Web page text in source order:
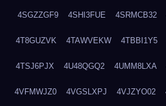
4SGZZGF9 4SHI3FUE 4SRMCB32
4T8GUZVK 4TAWVEKW 4TBBI1Y5
4TSJ6PJX 4U48QGQ2 4UMM8LXA
4VFMWJZ0 4VGSLXPJ 4VJZYO02